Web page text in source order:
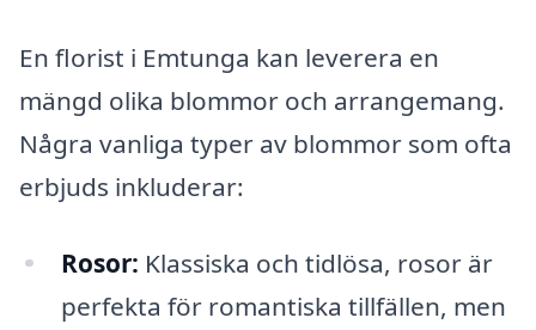
En florist i Emtunga kan leverera en
mängd olika blommor och arrangemang.
Några vanliga typer av blommor som ofta
erbjuds inkluderar:
Rosor: Klassiska och tidlösa, rosor är
perfekta för romantiska tillfällen, men